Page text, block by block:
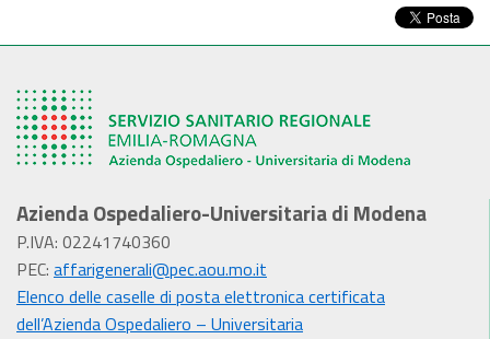
Azienda Ospedaliero-Universitaria di Modena
P.IVA: 02241740360
PEC: affarigenerali@pec.aou.mo.it
Elenco delle caselle di posta elettronica certificata
dell’Azienda Ospedaliero – Universitaria